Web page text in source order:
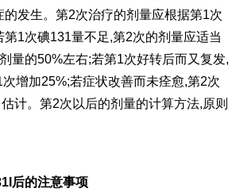
发生。第2次治疗的剂量应根据第1次
1次碘131量不足,第2次的剂量应适当
量的50%左右;若第1次好转后而又复发,
增加25%;若症状改善而未痊愈,第2次
计。第2次以后的剂量的计算方法,原则
后的注意事项